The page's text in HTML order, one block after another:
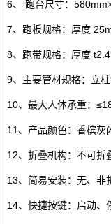
6、 跑台尺寸：
7、跑板规格：厚度
8、跑带规格：厚度
9、主要管材规格：立
10、最大人体承重：
11、产品颜色：香槟灰
12、折叠机构：不可折
13、简易安装：无、非
14、快捷按键：启动、